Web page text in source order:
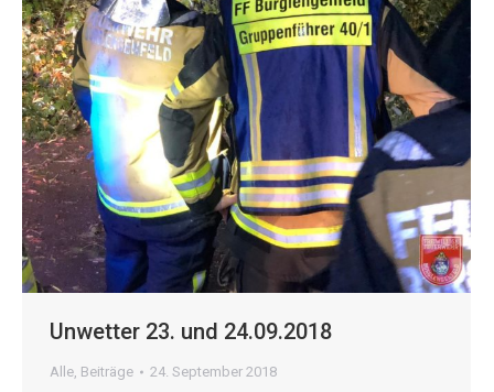
Unwetter 23. und 24.09.2018
Alle, Beiträge 24. September 2018